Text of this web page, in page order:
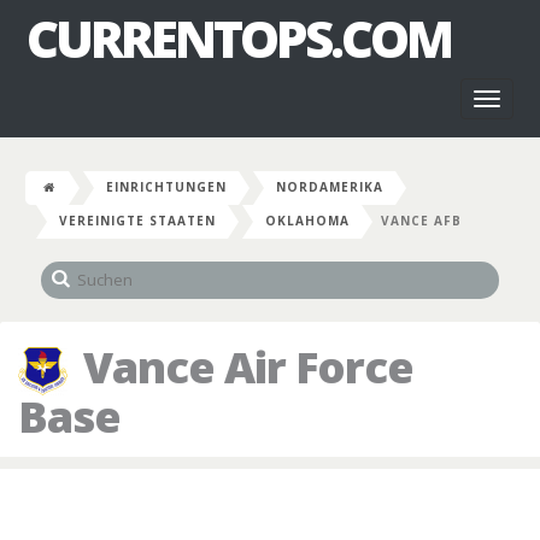
CURRENTOPS.COM
EINRICHTUNGEN
NORDAMERIKA
VEREINIGTE STAATEN
OKLAHOMA VANCE AFB
Vance Air Force
Base